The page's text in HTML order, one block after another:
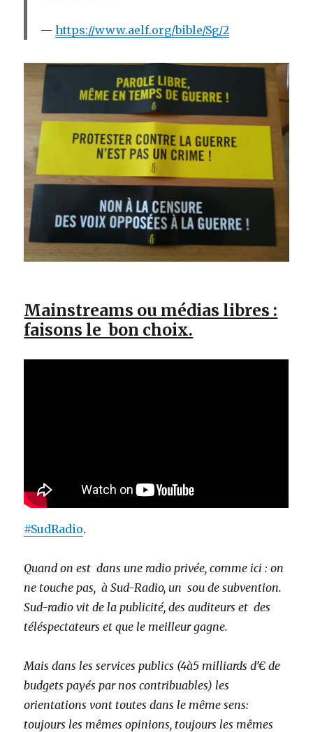
https://www.aelf.org/bible/Sg/2
Mainstreams ou médias libres :
faisons le bon choix.
#SudRadio.
Quand on est dans une radio privée, comme ici : on
ne touche pas, à Sud-Radio, un sou de subvention.
Sud-radio vit de la publicité, des auditeurs et des
téléspectateurs et que le meilleur gagne.
Mais dans les services publics (4à5 milliards d’€ de
budgets payés par nos contribuables) les
orientations vont toutes dans le même sens:
toujours les mêmes opinions, toujours les mêmes